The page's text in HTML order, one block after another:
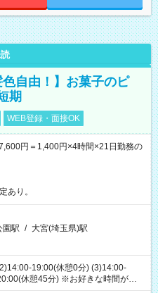
色自由！】お菓子のピ
期
WEB登録・面接OK
円＝1,400円×4時間×21日勤務の
あり。
園駅 / 大宮(埼玉県)駅
19:00(休憩0分) (3)14:00-
休憩45分) ※お好きな時間が選べ